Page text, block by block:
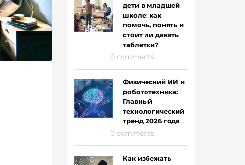
дети в младшей
школе: как
помочь, понять и
стоит ли давать
таблетки?
0 comments
Физический ИИ и
робототехника:
Главный
технологический
тренд 2026 года
0 comments
Как избежать